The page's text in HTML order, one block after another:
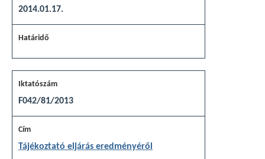
2014.01.17.
F042/81/2013
Tájékoztató eljárás eredményéről